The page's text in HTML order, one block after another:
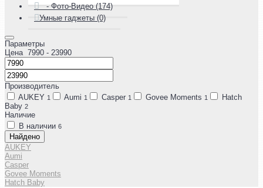
- Фото-Видео (174)
Умные гаджеты (0)
Параметры
Цена 7990 - 23990
Производитель
AUKEY 1 Aumi 1 Casper 1 Govee Moments 1
Hatch
Baby 2
Наличие
В наличии 6
Найдено
AUKEY
Aumi
Casper
Govee Moments
Hatch Baby